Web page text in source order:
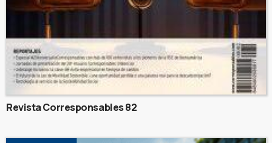
Revista Corresponsables 82